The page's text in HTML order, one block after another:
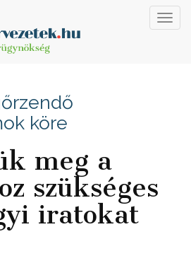
köre
meg a
szükséges
iratokat